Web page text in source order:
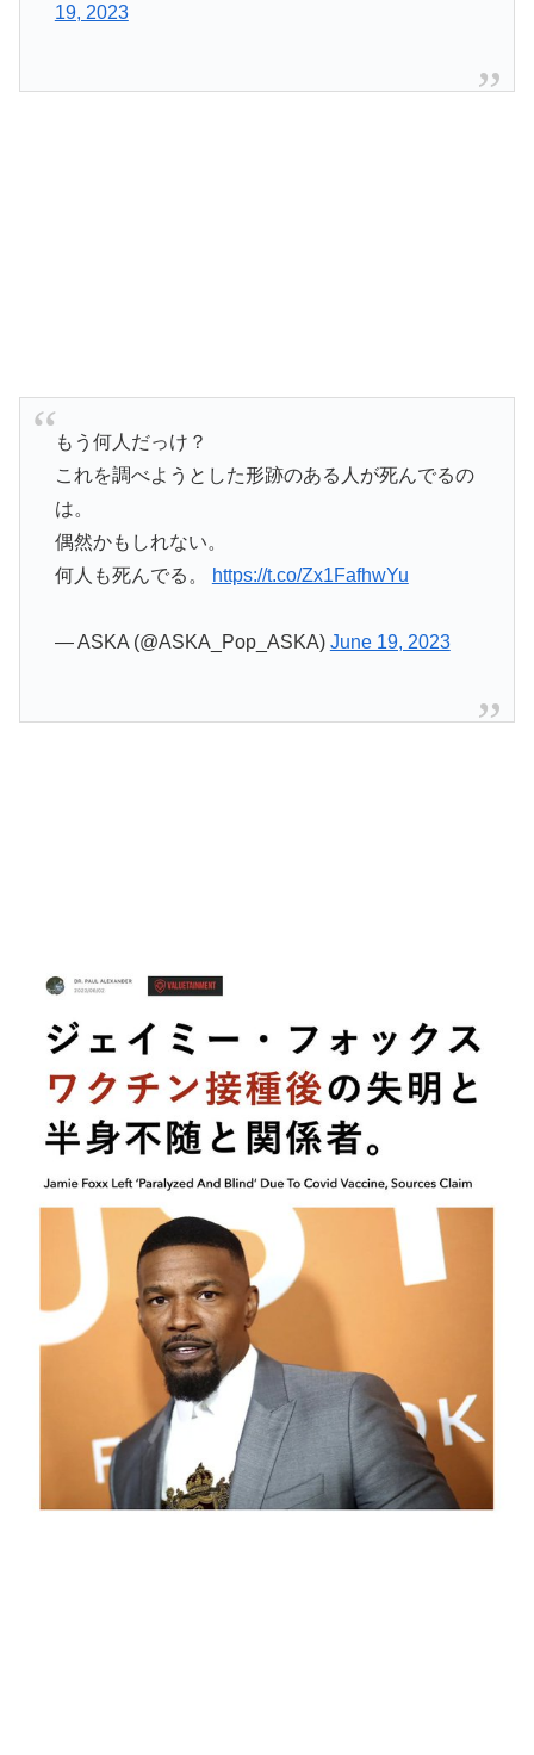
19, 2023
もう何人だっけ？
これを調べようとした形跡のある人が死んでるの
は。
偶然かもしれない。
何人も死んでる。
https://t.co/Zx1FafhwYu
— ASKA (@ASKA_Pop_ASKA) June 19, 2023